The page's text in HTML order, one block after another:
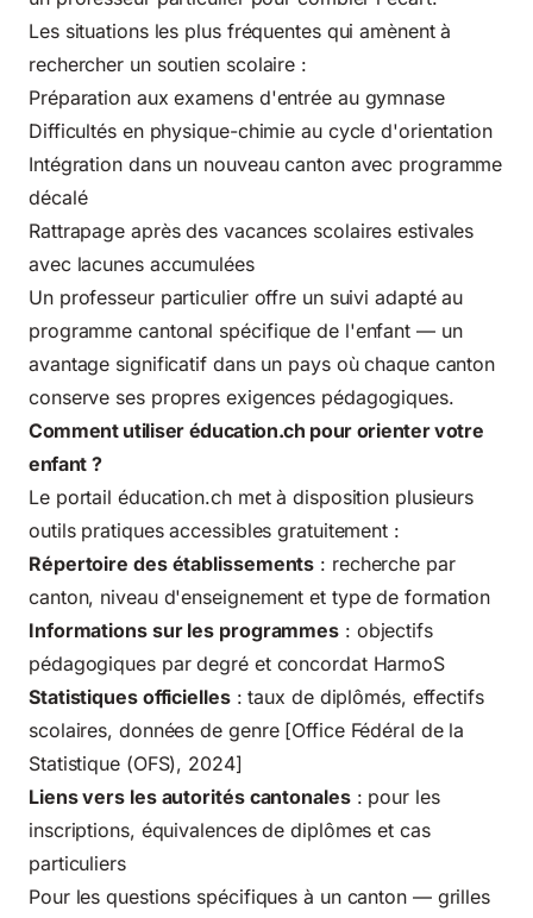
Les situations les plus fréquentes qui amènent à
rechercher un soutien scolaire :
Préparation aux examens d'entrée au gymnase
Difficultés en physique-chimie au cycle d'orientation
Intégration dans un nouveau canton avec programme
décalé
Rattrapage après des vacances scolaires estivales
avec lacunes accumulées
Un professeur particulier offre un suivi adapté au
programme cantonal spécifique de l'enfant — un
avantage significatif dans un pays où chaque canton
conserve ses propres exigences pédagogiques.
Comment utiliser éducation.ch pour orienter votre
enfant ?
Le portail éducation.ch met à disposition plusieurs
outils pratiques accessibles gratuitement :
Répertoire des établissements : recherche par
canton, niveau d'enseignement et type de formation
Informations sur les programmes : objectifs
pédagogiques par degré et concordat HarmoS
Statistiques officielles: taux de diplômés, effectifs
scolaires, données de genre [Office Fédéral de la
Statistique (OFS), 2024]
Liens vers les autorités cantonales: pour les
inscriptions, équivalences de diplômes et cas
particuliers
Pour les questions spécifiques à un canton — grilles